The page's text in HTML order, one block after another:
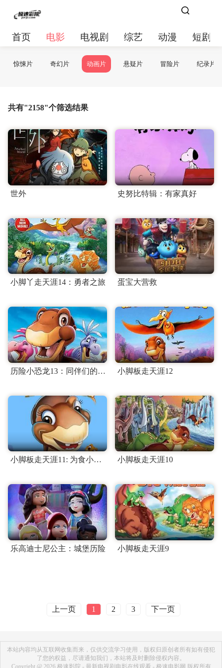
首页 电影 电视剧 综艺 动漫 短剧
惊悚片 奇幻片 动画片 悬疑片 冒险片 纪录片
共有"2158"个筛选结果
世外 史努比特辑：有家真好
小脚丫走天涯14：勇者之旅 蛋宝大营救
历险小恐龙13：同伴们的智慧 小脚板走天涯12
小脚板走天涯11: 为食小恐龙 小脚板走天涯10
乐高迪士尼公主：城堡历险 小脚板走天涯9
上一页 1 2 3 下一页
本站内容均从互联网收集而来，仅供交流学习使用，版权归原创者所有如有侵犯
了您的权益，尽请通知我们，本站将及时删除侵权内容。